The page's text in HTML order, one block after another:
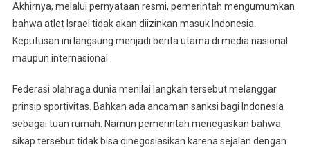
Akhirnya, melalui pernyataan resmi, pemerintah mengumumkan
bahwa atlet Israel tidak akan diizinkan masuk Indonesia.
Keputusan ini langsung menjadi berita utama di media nasional
maupun internasional.
Federasi olahraga dunia menilai langkah tersebut melanggar
prinsip sportivitas. Bahkan ada ancaman sanksi bagi Indonesia
sebagai tuan rumah. Namun pemerintah menegaskan bahwa
sikap tersebut tidak bisa dinegosiasikan karena sejalan dengan